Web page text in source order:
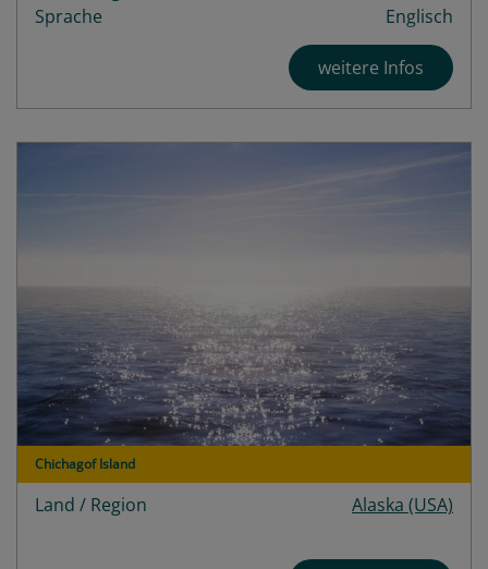
Sprache
Englisch
weitere Infos
Chichagof Island
Land / Region Alaska (USA)